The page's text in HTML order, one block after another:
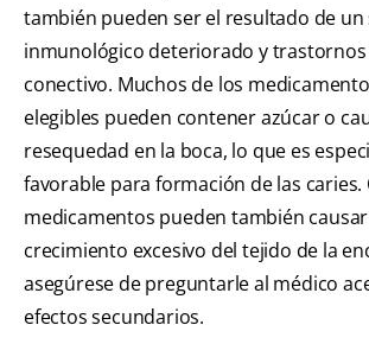
también pueden ser el resultado de un
inmunológico deteriorado y
conectivo. Muchos de los
elegibles pueden contener azúcar o
resequedad en la boca, lo que es
favorable para formación de las caries.
medicamentos pueden también
crecimiento excesivo del tejido de la
asegúrese de preguntarle al médico
efectos secundarios.